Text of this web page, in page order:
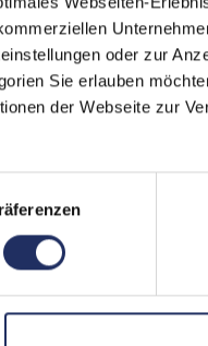
oder zur
Sie erlauben
der Webseite zur